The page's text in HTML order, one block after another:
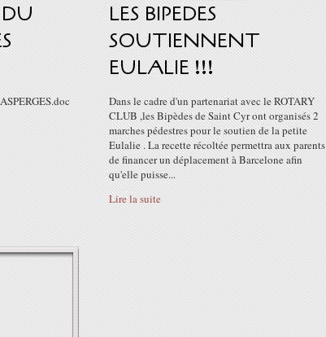
LES BIPEDES
SOUTIENNENT
EULALIE !!!
Dans le cadre d'un partenariat avec le ROTARY
CLUB ,les Bipèdes de Saint Cyr ont organisés 2
marches pédestres pour le soutien de la petite
Eulalie . La recette récoltée permettra aux parents
de financer un déplacement à Barcelone afin
qu'elle puisse...
Lire la suite